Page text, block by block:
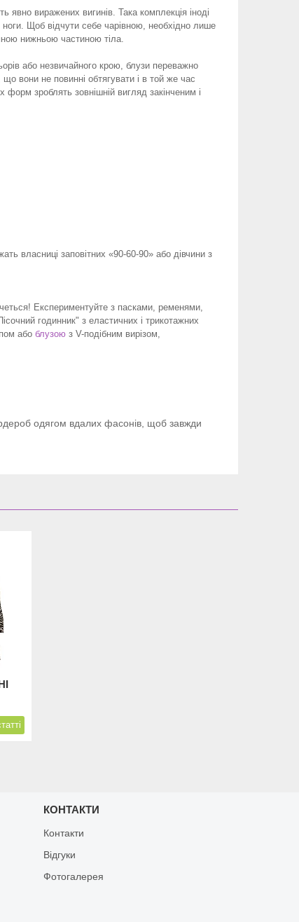
явно виражених вигинів. Така комплекція іноді
Щоб відчути себе чарівною, необхідно лише
нижньою частиною тіла.
або незвичайного крою, блузи переважно
вони не повинні обтягувати і в той же час
форм зроблять зовнішній вигляд закінченим і
власниці заповітних «90-60-90» або дівчини з
Експериментуйте з пасками, ременями,
годинник" з еластичних і трикотажних
або блузою з V-подібним вирізом,
одягом вдалих фасонів, щоб завжди
КОНТАКТИ
Контакти
Відгуки
Фотогалерея